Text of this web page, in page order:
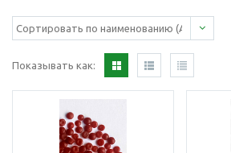
Показывать как: